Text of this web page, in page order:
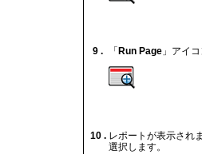
9 . 「 Run Page 」アイ
10 . レポートが表示され
選択します。